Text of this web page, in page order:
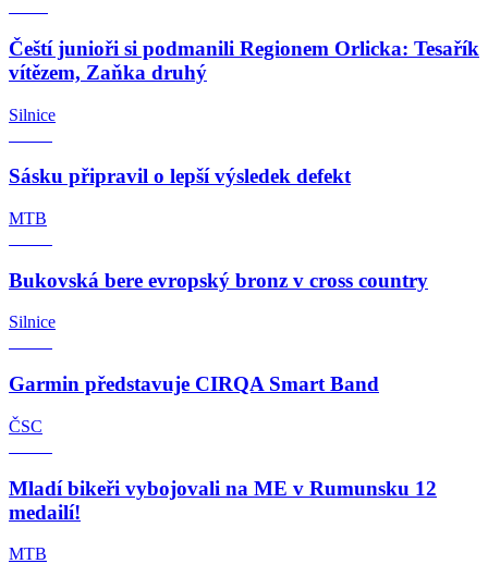
Čeští junioři si podmanili Regionem Orlicka: Tesařík
vítězem, Zaňka druhý
Silnice
Sásku připravil o lepší výsledek defekt
MTB
Bukovská bere evropský bronz v cross country
Silnice
Garmin představuje CIRQA Smart Band
ČSC
Mladí bikeři vybojovali na ME v Rumunsku 12
medailí!
MTB